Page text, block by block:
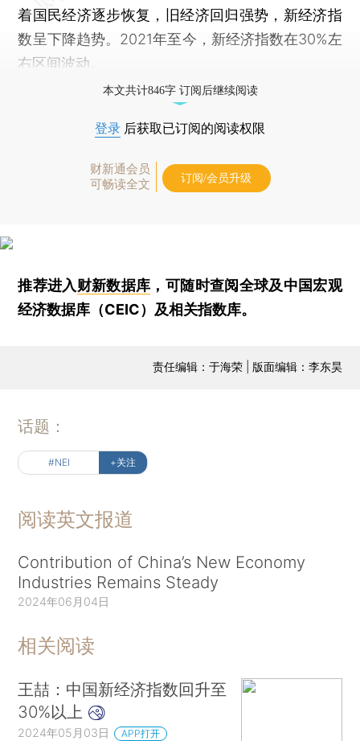
着国民经济逐步恢复，旧经济回归强势，新经济指
数呈下降趋势。2021年至今，新经济指数在30%左
右区间波动。
本文共计846字 订阅后继续阅读
登录 后获取已订阅的阅读权限
财新通会员
可畅读全文
订阅/会员升级
推荐进入财新数据库 ，可随时查阅全球及中国宏观
经济数据库（CEIC）及相关指数库。
责任编辑：于海荣 | 版面编辑：李东昊
话题：
#NEI +关注
阅读英文报道
Contribution of China’s New Economy
Industries Remains Steady
2024年06月04日
相关阅读
王喆：中国新经济指数回升至
30%以上
2024年05月03日 APP打开